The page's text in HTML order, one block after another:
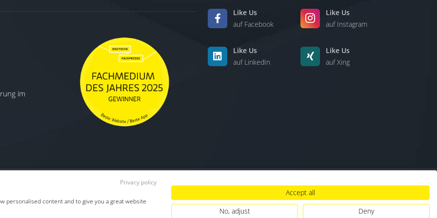
im
Like Us
auf Facebook
Like Us
auf Instagram
Like Us
auf LinkedIn
Like Us
auf Xing
Datenschutz Impressum Hinweisgebersystem
Privacy policy
personalised content and to give you a great website
Accept all
No, adjust
Deny